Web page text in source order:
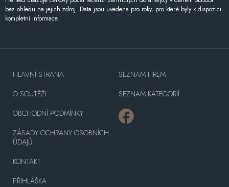
bez ohledu na jejich zdroj. Data jsou uvedena pro roky, pro které byly k dispozici
kompletní informace.
HLAVNÍ STRANA
O SOUTĚŽI
OBCHODNÍ PODMÍNKY
ZÁSADY OCHRANY OSOBNÍCH
ÚDAJŮ
KONTAKT
PŘIHLÁŠKA
SEZNAM FIREM
SEZNAM KATEGORIÍ